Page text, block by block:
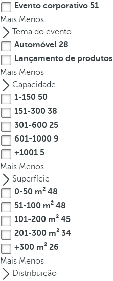
e
e
o
r
m
o
r
e
c
h
r
a
c
t
e
r
s
,
y
o
u
c
Evento corporativo 51
Mais Menos
Tema do evento
Automóvel 28
Lançamento de produtos
Mais Menos
Capacidade
1-150 50
151-300 38
301-600 25
601-1000 9
+1001 5
Mais Menos
Superfície
0-50 m² 48
51-100 m² 48
101-200 m² 45
201-300 m² 34
+300 m² 26
Mais Menos
Distribuição